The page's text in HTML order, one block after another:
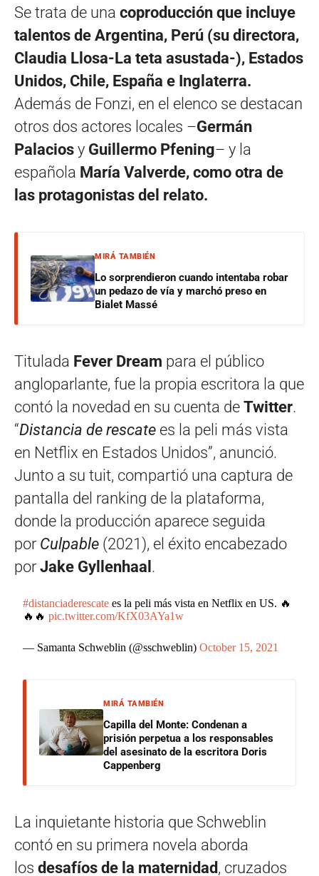
Se trata de una coproducción que incluye
talentos de Argentina, Perú (su directora,
Claudia Llosa-La teta asustada-), Estados
Unidos, Chile, España e Inglaterra.
Además de Fonzi, en el elenco se destacan
otros dos actores locales –Germán
Palacios y Guillermo Pfening– y la
española María Valverde, como otra de
las protagonistas del relato.
MIRÁ TAMBIÉN
Lo sorprendieron cuando intentaba robar
un pedazo de vía y marchó preso en
Bialet Massé
Titulada Fever Dream para el público
angloparlante, fue la propia escritora la que
contó la novedad en su cuenta de Twitter.
“Distancia de rescate es la peli más vista
en Netflix en Estados Unidos”, anunció.
Junto a su tuit, compartió una captura de
pantalla del ranking de la plataforma,
donde la producción aparece seguida
por Culpable (2021), el éxito encabezado
por Jake Gyllenhaal .
#distanciaderescate es la peli más vista en Netflix en US. 🔥
🔥🔥pic.twitter.com/KfX03AYa1w
— Samanta Schweblin (@sschweblin)October 15, 2021
MIRÁ TAMBIÉN
Capilla del Monte: Condenan a
prisión perpetua a los responsables
del asesinato de la escritora Doris
Cappenberg
La inquietante historia que Schweblin
contó en su primera novela aborda
los desafíos de la maternidad , cruzados